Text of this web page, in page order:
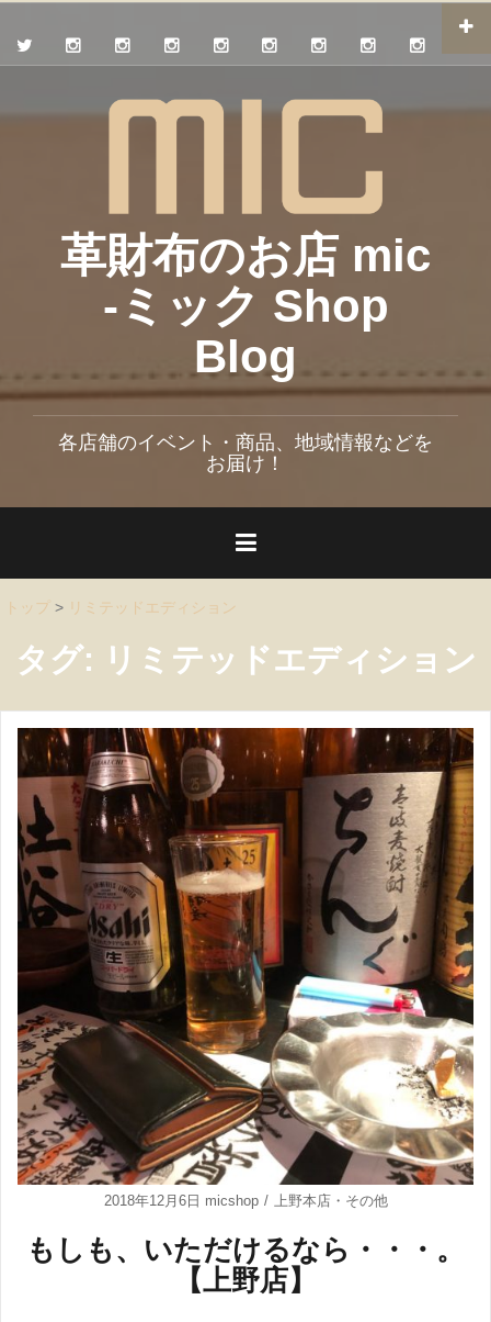
革財布のお店 mic
-ミック Shop
Blog
各店舗のイベント・商品、地域情報などを
お届け！
トップ > リミテッドエディション
タグ: リミテッドエディション
2018年12月6日 micshop 上野本店・ その他
もしも、いただけるなら・・・。
【上野店】